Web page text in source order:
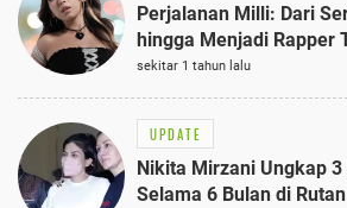
Perjalanan Milli: Dari
hingga Menjadi Rapper
sekitar 1 tahun lalu
UPDATE
Nikita Mirzani Ungkap
Selama 6 Bulan di